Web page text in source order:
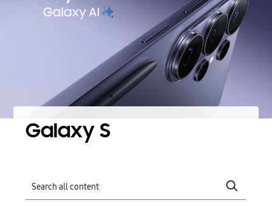
Galaxy S